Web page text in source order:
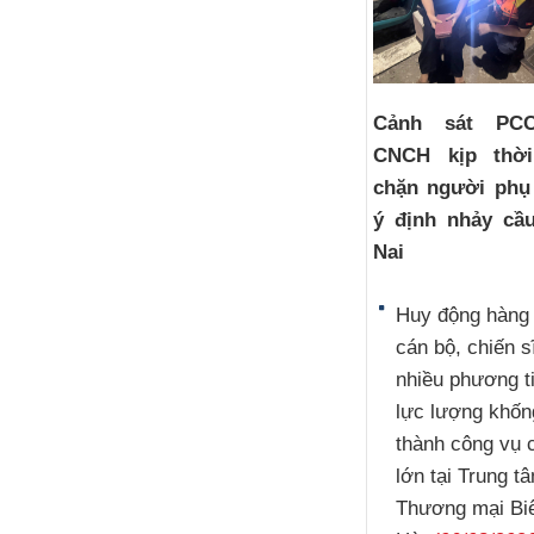
Cảnh sát
CNCH kịp
chặn người
ý định nhảy
Nai
Huy động
cán bộ, chiến
nhiều phương
lực lượng
thành công vụ
lớn tại Trung
Thương mại